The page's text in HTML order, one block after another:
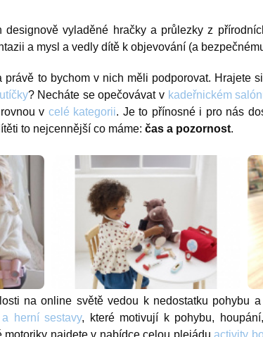
designově vyladěné hračky a průlezky z
a mysl a vedly dítě k objevování (a
právě to bychom v nich měli podporovat. Hrajete
? Necháte se opečovávat v kadeřnickém
v celé kategorii. Je to přínosné i pro nás
to nejcennější co máme: čas a pozornost.
na online světě vedou k nedostatku pohybu
herní sestavy, které motivují k pohybu,
najdete v nabídce celou plejádu activity